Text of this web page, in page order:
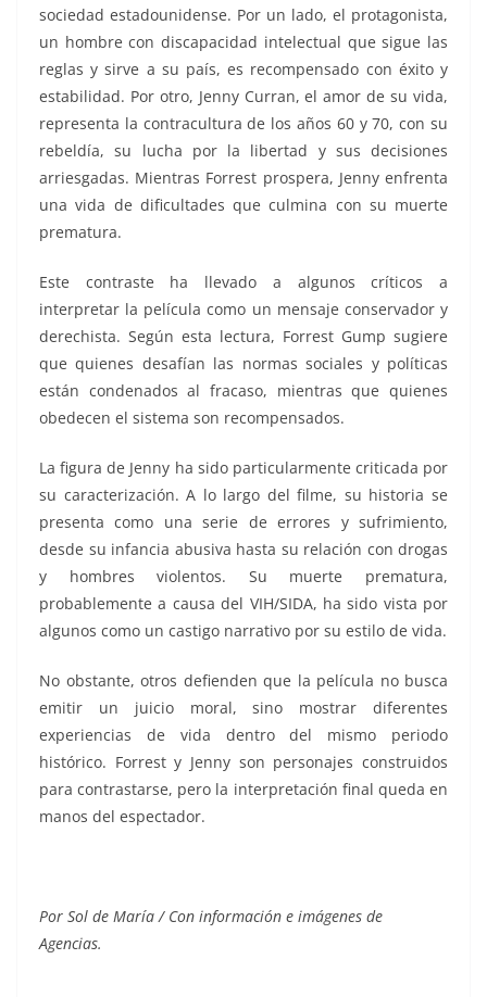
sociedad estadounidense. Por un lado, el protagonista,
un hombre con discapacidad intelectual que sigue las
reglas y sirve a su país, es recompensado con éxito y
estabilidad. Por otro, Jenny Curran, el amor de su vida,
representa la contracultura de los años 60 y 70, con su
rebeldía, su lucha por la libertad y sus decisiones
arriesgadas. Mientras Forrest prospera, Jenny enfrenta
una vida de dificultades que culmina con su muerte
prematura.
Este contraste ha llevado a algunos críticos a
interpretar la película como un mensaje conservador y
derechista. Según esta lectura, Forrest Gump sugiere
que quienes desafían las normas sociales y políticas
están condenados al fracaso, mientras que quienes
obedecen el sistema son recompensados.
La figura de Jenny ha sido particularmente criticada por
su caracterización. A lo largo del filme, su historia se
presenta como una serie de errores y sufrimiento,
desde su infancia abusiva hasta su relación con drogas
y hombres violentos. Su muerte prematura,
probablemente a causa del VIH/SIDA, ha sido vista por
algunos como un castigo narrativo por su estilo de vida.
No obstante, otros defienden que la película no busca
emitir un juicio moral, sino mostrar diferentes
experiencias de vida dentro del mismo periodo
histórico. Forrest y Jenny son personajes construidos
para contrastarse, pero la interpretación final queda en
manos del espectador.
Por Sol de María / Con información e imágenes de
Agencias.